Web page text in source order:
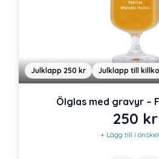
Julklapp 250 kr Julklapp till
Ölglas med gravyr –
250 kr
+ Lägg till i